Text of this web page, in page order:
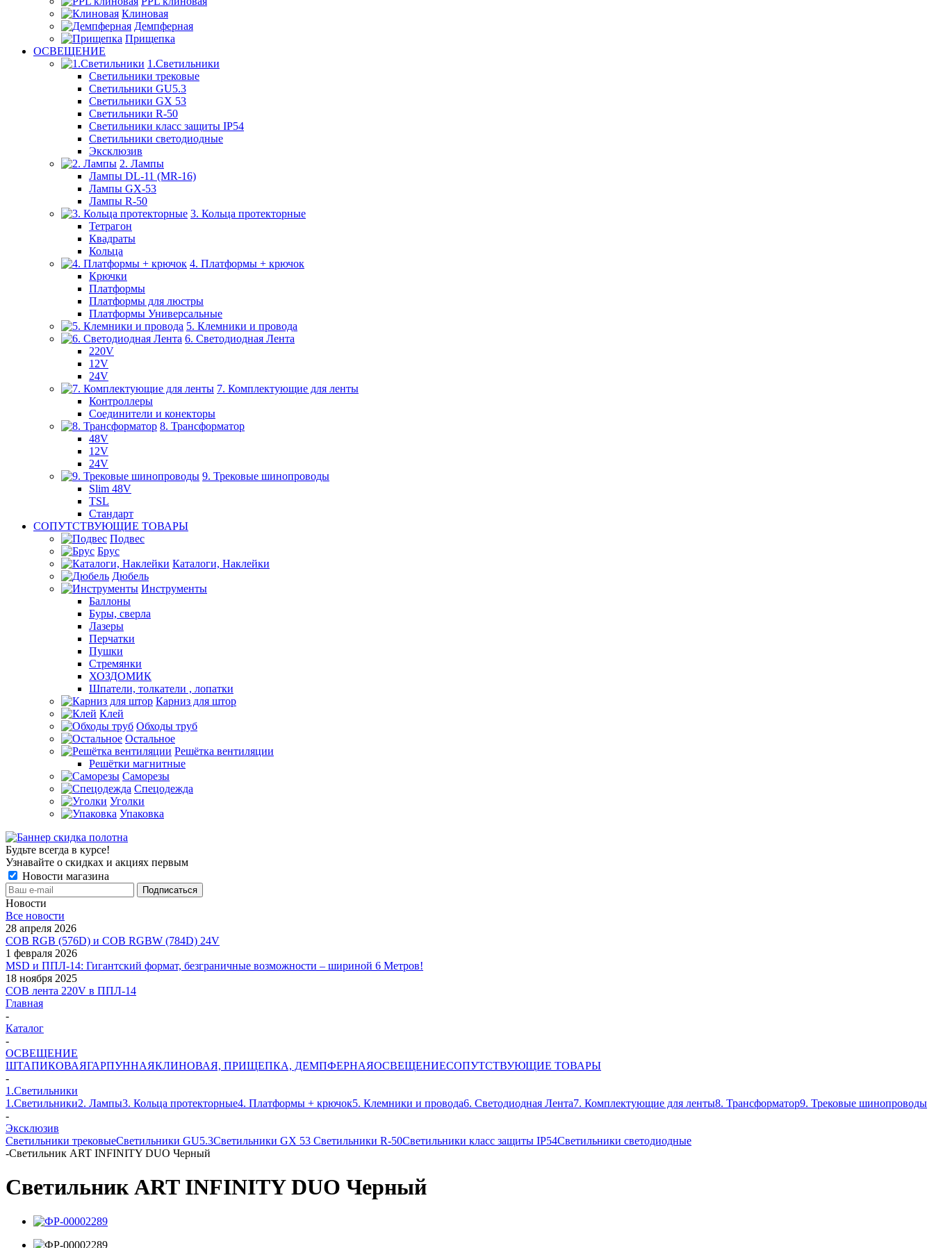
Клиновая
Демпферная
Прищепка
ОСВЕЩЕНИЕ
1.Светильники
Светильники трековые
Светильники GU5.3
Светильники GX 53
Светильники R-50
Светильники класс защиты IP54
Светильники светодиодные
Эксклюзив
2. Лампы
Лампы DL-11 (MR-16)
Лампы GX-53
Лампы R-50
3. Кольца протекторные
Тетрагон
Квадраты
Кольца
4. Платформы + крючок
Крючки
Платформы
Платформы для люстры
Платформы Универсальные
5. Клемники и провода
6. Светодиодная Лента
220V
12V
24V
7. Комплектующие для ленты
Контроллеры
Соединители и конекторы
8. Трансформатор
48V
12V
24V
9. Трековые шинопроводы
Slim 48V
TSL
Стандарт
СОПУТСТВУЮЩИЕ ТОВАРЫ
Подвес
Брус
Каталоги, Наклейки
Дюбель
Инструменты
Баллоны
Буры, сверла
Лазеры
Перчатки
Пушки
Стремянки
ХОЗДОМИК
Шпатели, толкатели , лопатки
Карниз для штор
Клей
Обходы труб
Остальное
Решётка вентиляции
Решётки магнитные
Саморезы
Спецодежда
Уголки
Упаковка
Будьте всегда в курсе!
Узнавайте о скидках и акциях первым
Новости магазина
Новости
Все новости
28 апреля 2026
COB RGB (576D) и COB RGBW (784D) 24V
1 февраля 2026
MSD и ППЛ-14: Гигантский формат, безграничные возможности – шириной 6 Метров!
18 ноября 2025
COB лента 220V в ППЛ-14
Главная
-
Каталог
-
ОСВЕЩЕНИЕ
ШТАПИКОВАЯГАРПУННАЯКЛИНОВАЯ, ПРИЩЕПКА, ДЕМПФЕРНАЯОСВЕЩЕНИЕСОПУТСТВУЮЩИЕ ТОВАРЫ
-
1.Светильники
1.Светильники2. Лампы3. Кольца протекторные4. Платформы + крючок5. Клемники и провода6. Светодиодная Лента7. Комплектующие для ленты8. Трансформатор9. Трековые шинопроводы
-
Эксклюзив
Светильники трековыеСветильники GU5.3Светильники GX 53 Светильники R-50Светильники класс защиты IP54Светильники светодиодные
-Светильник ART INFINITY DUO Черный
Светильник ART INFINITY DUO Черный